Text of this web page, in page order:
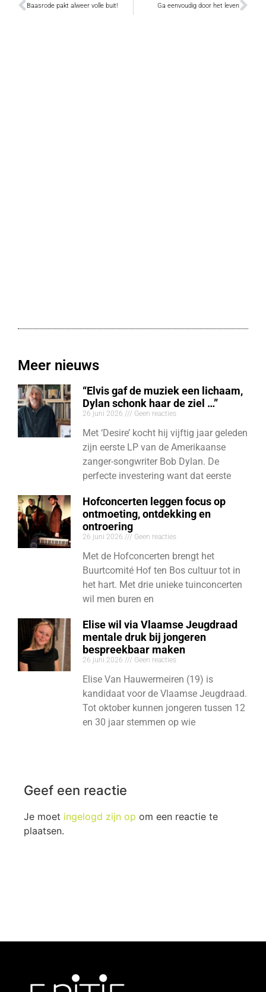
Baasrode pakt alweer volle buit! Ga eenvoudig door het leven
Meer nieuws
“Elvis gaf de muziek een lichaam,
Dylan schonk haar de ziel …”
26 juni 2026 Geen reacties
Met ‘Desire’ kocht hij vijftig jaar geleden
zijn eerste LP van de Amerikaanse
zanger-songwriter Bob Dylan. De
perfecte investering want dat eerste
Hofconcerten leggen focus op
ontmoeting, ontdekking en
ontroering
26 juni 2026 Geen reacties
Met de Hofconcerten brengt het
Buurtcomité Hof ten Bos cultuur tot in
het hart. Met drie unieke tuinconcerten
wil men buren en
Elise wil via Vlaamse Jeugdraad
mentale druk bij jongeren
bespreekbaar maken
26 juni 2026 Geen reacties
Elise Van Hauwermeiren (19) is
kandidaat voor de Vlaamse Jeugdraad.
Tot oktober kunnen jongeren tussen 12
en 30 jaar stemmen op wie
Geef een reactie
Je moet ingelogd zijn op om een reactie te
plaatsen.